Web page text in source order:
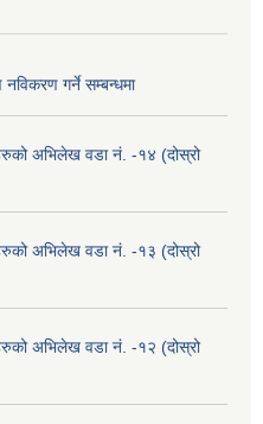
नविकरण गर्ने सम्बन्धमा
अभिलेख वडा नं. -१४ (दोस्रो
अभिलेख वडा नं. -१३ (दोस्रो
अभिलेख वडा नं. -१२ (दोस्रो